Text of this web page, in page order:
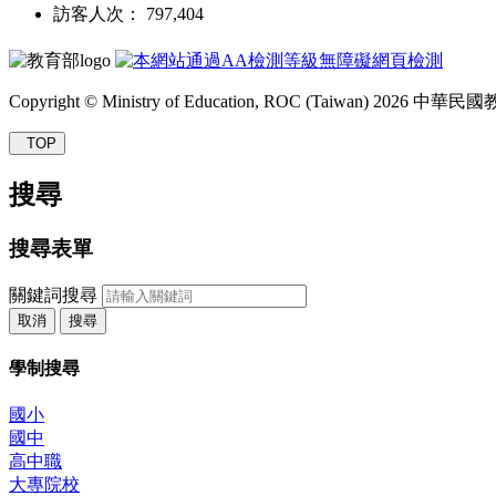
訪客人次： 797,404
Copyright © Ministry of Education, ROC (Taiwan) 2026 中華民國
TOP
搜尋
搜尋表單
關鍵詞搜尋
取消 搜尋
學制搜尋
國小
國中
高中職
大專院校